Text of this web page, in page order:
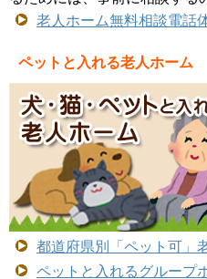
老人ホーム無料相談電話
ペットと入れる老人ホーム
都道府県別「ペット可」
ペットと入れるグループ